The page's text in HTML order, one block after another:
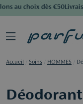
au choix dès €50
Accueil Soins HOMMES